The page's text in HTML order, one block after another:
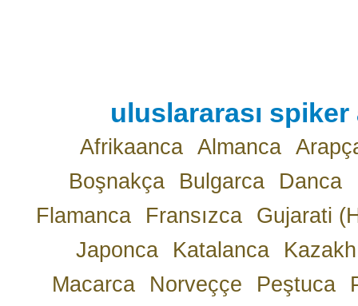
uluslararası
Afrikaanca Almanca
Boşnakça
Bulgarca Danca
Flamanca
Fransızca
Gujarati
Japonca
Katalanca
Kazakh
Macarca
Norveççe Peştuca